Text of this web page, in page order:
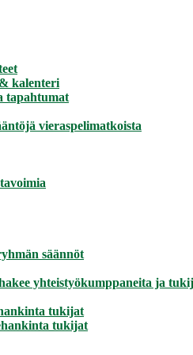
kalenteri
tapahtumat
vieraspelimatkoista
säännöt
yhteistyökumppaneita ja
tukijat
tukijat